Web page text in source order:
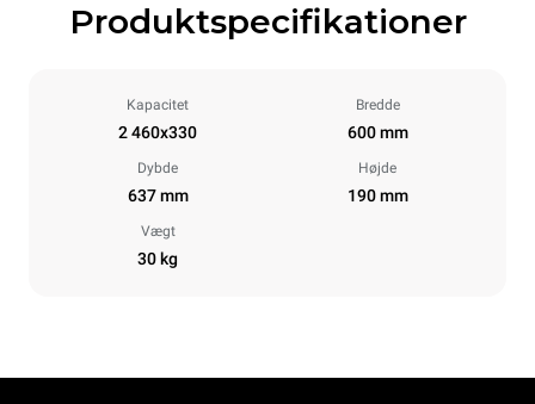
Produktspecifikationer
Kapacitet
2 460x330
Bredde
600 mm
Dybde
637 mm
Højde
190 mm
Vægt
30 kg